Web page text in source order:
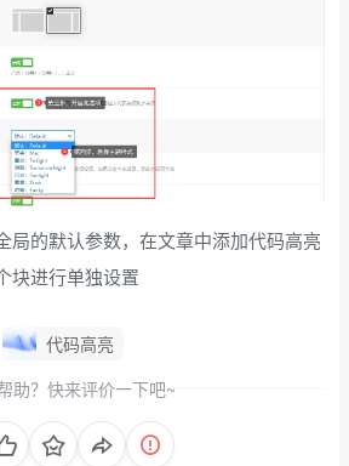
局的默认参数，在文章中添加代码高亮
块进行单独设置
代码高亮
助？快来评价一下吧~